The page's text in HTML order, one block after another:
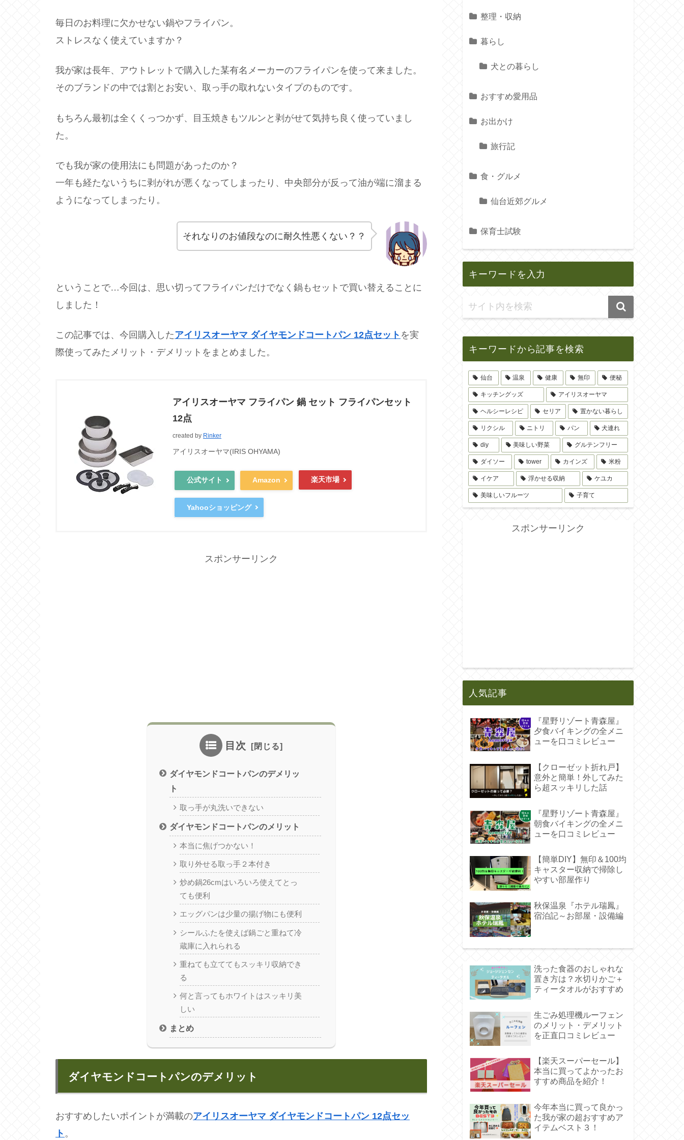
毎日のお料理に欠かせない鍋やフライパン。
ストレスなく使えていますか？
我が家は長年、アウトレットで購入した某有名メーカーのフライパンを使って来ました。
そのブランドの中では割とお安い、取っ手の取れないタイプのものです。
もちろん最初は全くくっつかず、目玉焼きもツルンと剥がせて気持ち良く使っていまし
た。
でも我が家の使用法にも問題があったのか？
一年も経たないうちに剥がれが悪くなってしまったり、中央部分が反って油が端に溜まる
ようになってしまったり。
それなりのお値段なのに耐久性悪くない？？
ということで…今回は、思い切ってフライパンだけでなく鍋もセットで買い替えることに
しました！
この記事では、今回購入したアイリスオーヤマ ダイヤモンドコートパン 12点セット を実
際使ってみたメリット・デメリットをまとめました。
アイリスオーヤマ フライパン 鍋 セット フライパンセット
12点
created by Rinker
アイリスオーヤマ(IRIS OHYAMA)
公式サイト Amazon 楽天市場
Yahooショッピング
スポンサーリンク
目次
ダイヤモンドコートパンのデメリッ
ト
取っ手が丸洗いできない
ダイヤモンドコートパンのメリット
本当に焦げつかない！
取り外せる取っ手２本付き
炒め鍋26cmはいろいろ使えてとっ
ても便利
エッグパンは少量の揚げ物にも便利
シールふたを使えば鍋ごと重ねて冷
蔵庫に入れられる
重ねても立ててもスッキリ収納でき
る
何と言ってもホワイトはスッキリ美
しい
まとめ
ダイヤモンドコートパンのデメリット
おすすめしたいポイントが満載のアイリスオーヤマ ダイヤモンドコートパン 12点セッ
ト 。
整理・収納
暮らし
犬との暮らし
おすすめ愛用品
お出かけ
旅行記
食・グルメ
仙台近郊グルメ
保育士試験
キーワードを入力
キーワードから記事を検索
仙台 温泉 健康 無印 便秘
キッチングッズ アイリスオーヤマ
ヘルシーレシピ セリア 置かない暮らし
リクシル ニトリ パン 犬連れ
diy 美味しい野菜 グルテンフリー
ダイソー tower カインズ 米粉
イケア 浮かせる収納 ケユカ
美味しいフルーツ 子育て
スポンサーリンク
人気記事
『星野リゾート青森屋』
夕食バイキングの全メニ
ューを口コミレビュー
【クローゼット折れ戸】
意外と簡単！外してみた
ら超スッキリした話
『星野リゾート青森屋』
朝食バイキングの全メニ
ューを口コミレビュー
【簡単DIY】無印＆100均
キャスター収納で掃除し
やすい部屋作り
秋保温泉『ホテル瑞鳳』
宿泊記～お部屋・設備編
洗った食器のおしゃれな
置き方は？水切りかご＋
ティータオルがおすすめ
生ごみ処理機ルーフェン
のメリット・デメリット
を正直口コミレビュー
【楽天スーパーセール】
本当に買ってよかったお
すすめ商品を紹介！
今年本当に買って良かっ
た我が家の超おすすめア
イテムベスト３！